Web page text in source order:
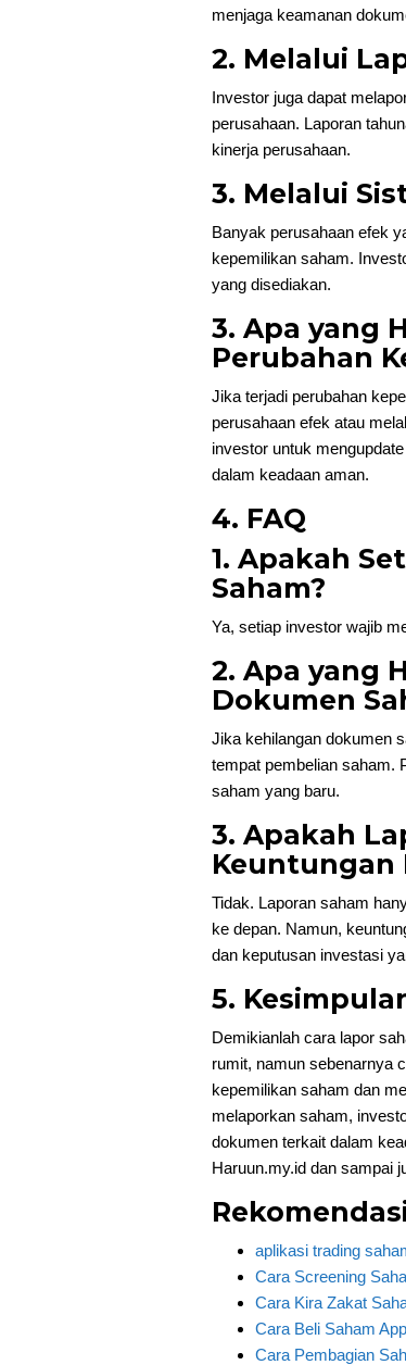
menjaga keamanan
2. Melalui
Investor juga dapat
perusahaan. Laporan
kinerja perusahaan.
3. Melalui
Banyak perusahaan efek
kepemilikan saham.
yang disediakan.
3. Apa yang
Perubahan
Jika terjadi perubahan
perusahaan efek atau
investor untuk
dalam keadaan aman.
4. FAQ
1. Apakah
Saham?
Ya, setiap investor wajib
2. Apa yang
Dokumen
Jika kehilangan dokumen
tempat pembelian saham.
saham yang baru.
3. Apakah
Keuntungan
Tidak. Laporan saham
ke depan. Namun,
dan keputusan investasi
5.
Demikianlah cara lapor
rumit, namun sebenarnya
kepemilikan saham dan
melaporkan saham,
dokumen terkait dalam
Haruun.my.id dan sampai
aplikasi trading
Cara Screening
Cara Kira Zakat
Cara Beli Saham
Cara Pembagian